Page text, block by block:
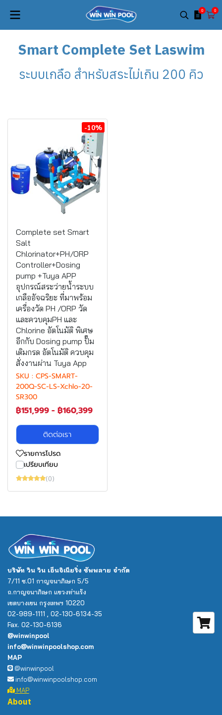
0 0
Smart Complete Set Laswim
ระบบเกลือ สำหรับสระไม่เกิน 200 คิว
-10%
Complete set Smart
Salt
Chlorinator+PH/ORP
Controller+Dosing
pump +Tuya APP
อุปกรณ์สระว่ายน้ำระบบ
เกลืออัจฉริยะ ที่มาพร้อม
เครื่องวัด PH /ORP วัด
และควบคุมPH และ
Chlorine อัตโนมัติ พิเศษ
อีกกับ Dosing pump ปั๊ม
เติมกรด อัตโนมัติ ควบคุม
สั่งงานผ่าน Tuya App
SKU : CPS-SMART-
200Q-SC-LS-Xchlo-20-
SR300
฿151,999 - ฿160,399
ติดต่อเรา
รายการโปรด
เปรียบเทียบ
(0)
บริษัท วิน วิน เอ็นจิเนียริ่ง ซัพพลาย จำกัด
7/11 ซ.01 กาญจนาภิเษก 5/5
ถ.กาญจนาภิเษก แขวงท่าแร้ง
เขตบางเขน กรุงเทพฯ 10220
02-989-1111 , 02-130-6134-35
Fax. 02-130-6136
@winwinpool
info@winwinpoolshop.com
MAP
@winwinpool
info@winwinpoolshop.com
MAP
About